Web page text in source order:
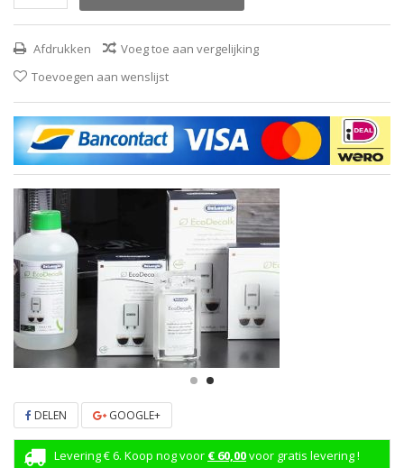
Afdrukken
Voeg toe aan vergelijking
Toevoegen aan wenslijst
DELEN GOOGLE+
Levering € 6. Koop nog voor € 60,00voor gratis levering !